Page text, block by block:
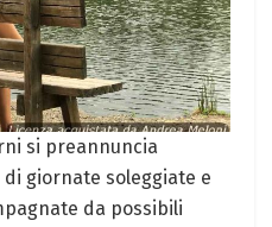
si preannuncia
giornate soleggiate e
da possibili